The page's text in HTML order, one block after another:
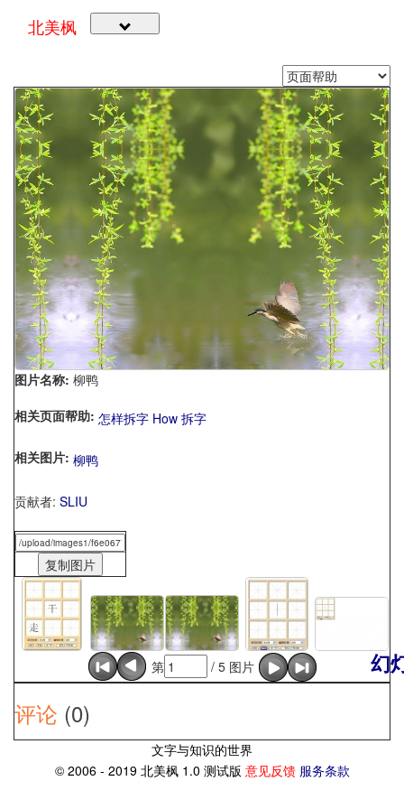
北美枫
图片名称: 柳鸭
相关页面帮助: 怎样拆字 How 拆字
相关图片: 柳鸭
贡献者: SLIU
第 / 5 图片 幻
评论 (0)
文字与知识的世界
© 2006 - 2019 北美枫 1.0 测试版 意见反馈 服务条款